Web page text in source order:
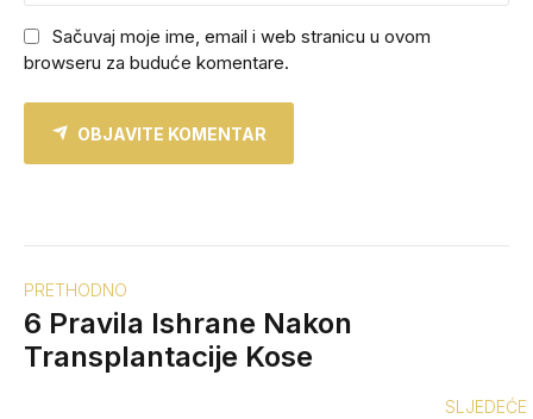
Sačuvaj moje ime, email i web stranicu u ovom
browseru za buduće komentare.
OBJAVITE KOMENTAR
PRETHODNO
6 Pravila Ishrane Nakon
Transplantacije Kose
SLJEDEĆE